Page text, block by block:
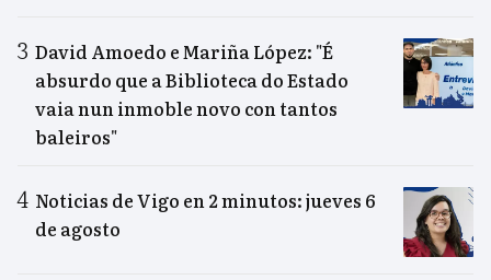
David Amoedo e Mariña López: "É
absurdo que a Biblioteca do Estado
vaia nun inmoble novo con tantos
baleiros"
Noticias de Vigo en 2 minutos: jueves 6
de agosto